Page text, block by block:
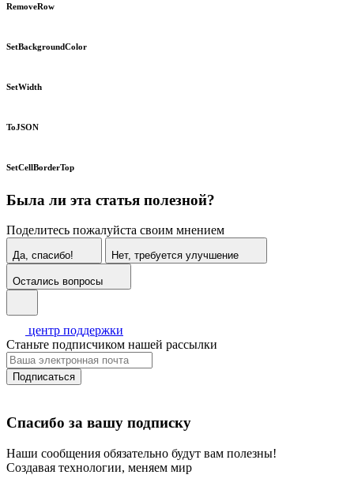
RemoveRow
SetBackgroundColor
SetWidth
ToJSON
SetCellBorderTop
Была ли эта статья полезной?
Поделитесь пожалуйста своим мнением
Да, спасибо! Нет, требуется улучшение
Остались вопросы
центр поддержки
Станьте подписчиком нашей рассылки
Подписаться
Спасибо за вашу подписку
Наши сообщения обязательно будут вам полезны!
Создавая технологии, меняем мир